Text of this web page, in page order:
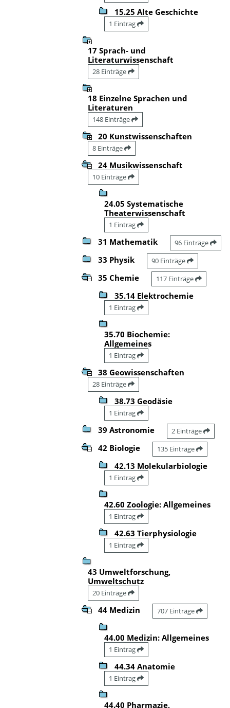
15.25 Alte Geschichte
1 Eintrag
17 Sprach- und
Literaturwissenschaft
28 Einträge
18 Einzelne Sprachen und
Literaturen
148 Einträge
20 Kunstwissenschaften
8 Einträge
24 Musikwissenschaft
10 Einträge
24.05 Systematische
Theaterwissenschaft
1 Eintrag
31 Mathematik 96 Einträge
33 Physik 90 Einträge
35 Chemie 117 Einträge
35.14 Elektrochemie
1 Eintrag
35.70 Biochemie:
Allgemeines
1 Eintrag
38 Geowissenschaften
28 Einträge
38.73 Geodäsie
1 Eintrag
39 Astronomie 2 Einträge
42 Biologie 135 Einträge
42.13 Molekularbiologie
1 Eintrag
42.60 Zoologie: Allgemeines
1 Eintrag
42.63 Tierphysiologie
1 Eintrag
43 Umweltforschung,
Umweltschutz
20 Einträge
44 Medizin 707 Einträge
44.00 Medizin: Allgemeines
1 Eintrag
44.34 Anatomie
1 Eintrag
44.40 Pharmazie,